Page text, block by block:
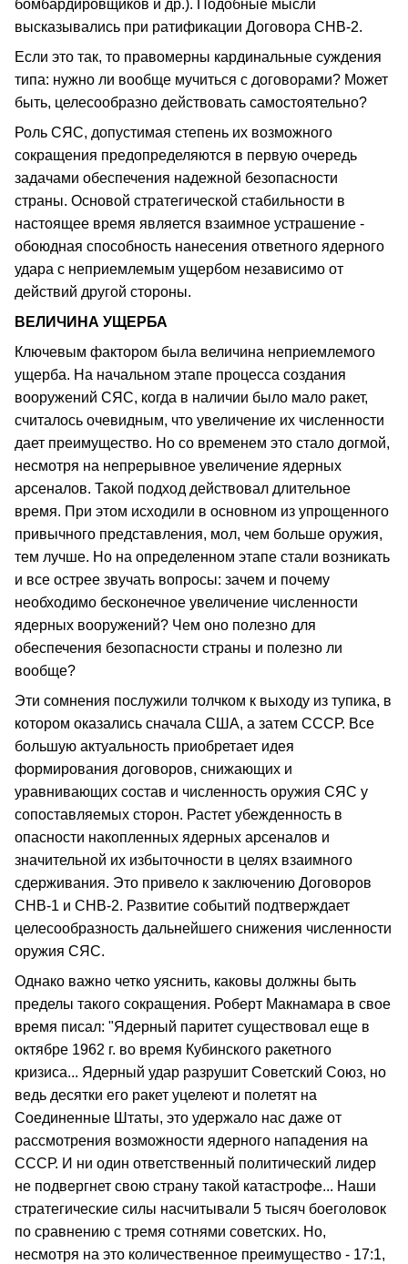
бомбардировщиков и др.). Подобные мысли
высказывались при ратификации Договора СНВ-2.
Если это так, то правомерны кардинальные суждения
типа: нужно ли вообще мучиться с договорами? Может
быть, целесообразно действовать самостоятельно?
Роль СЯС, допустимая степень их возможного
сокращения предопределяются в первую очередь
задачами обеспечения надежной безопасности
страны. Основой стратегической стабильности в
настоящее время является взаимное устрашение -
обоюдная способность нанесения ответного ядерного
удара с неприемлемым ущербом независимо от
действий другой стороны.
ВЕЛИЧИНА УЩЕРБА
Ключевым фактором была величина неприемлемого
ущерба. На начальном этапе процесса создания
вооружений СЯС, когда в наличии было мало ракет,
считалось очевидным, что увеличение их численности
дает преимущество. Но со временем это стало догмой,
несмотря на непрерывное увеличение ядерных
арсеналов. Такой подход действовал длительное
время. При этом исходили в основном из упрощенного
привычного представления, мол, чем больше оружия,
тем лучше. Но на определенном этапе стали возникать
и все острее звучать вопросы: зачем и почему
необходимо бесконечное увеличение численности
ядерных вооружений? Чем оно полезно для
обеспечения безопасности страны и полезно ли
вообще?
Эти сомнения послужили толчком к выходу из тупика, в
котором оказались сначала США, а затем СССР. Все
большую актуальность приобретает идея
формирования договоров, снижающих и
уравнивающих состав и численность оружия СЯС у
сопоставляемых сторон. Растет убежденность в
опасности накопленных ядерных арсеналов и
значительной их избыточности в целях взаимного
сдерживания. Это привело к заключению Договоров
СНВ-1 и СНВ-2. Развитие событий подтверждает
целесообразность дальнейшего снижения численности
оружия СЯС.
Однако важно четко уяснить, каковы должны быть
пределы такого сокращения. Роберт Макнамара в свое
время писал: "Ядерный паритет существовал еще в
октябре 1962 г. во время Кубинского ракетного
кризиса... Ядерный удар разрушит Советский Союз, но
ведь десятки его ракет уцелеют и полетят на
Соединенные Штаты, это удержало нас даже от
рассмотрения возможности ядерного нападения на
СССР. И ни один ответственный политический лидер
не подвергнет свою страну такой катастрофе... Наши
стратегические силы насчитывали 5 тысяч боеголовок
по сравнению с тремя сотнями советских. Но,
несмотря на это количественное преимущество - 17:1,